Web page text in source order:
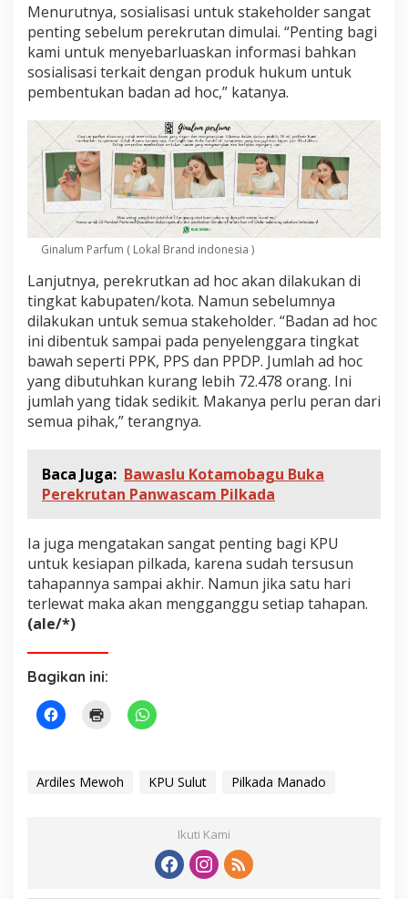
l
u
t
B
u
t
u
h
7
2
.
4
7
O
a
n
g
i
B
a
d
a
n
H
o
Menurutnya, sosialisasi untuk stakeholder sangat
penting sebelum perekrutan dimulai. “Penting bagi
kami untuk menyebarluaskan informasi bahkan
sosialisasi terkait dengan produk hukum untuk
pembentukan badan ad hoc,” katanya.
Ginalum Parfum ( Lokal Brand indonesia )
Lanjutnya, perekrutkan ad hoc akan dilakukan di
tingkat kabupaten/kota. Namun sebelumnya
dilakukan untuk semua stakeholder. “Badan ad hoc
ini dibentuk sampai pada penyelenggara tingkat
bawah seperti PPK, PPS dan PPDP. Jumlah ad hoc
yang dibutuhkan kurang lebih 72.478 orang. Ini
jumlah yang tidak sedikit. Makanya perlu peran dari
semua pihak,” terangnya.
Baca Juga: Bawaslu Kotamobagu Buka
Perekrutan Panwascam Pilkada
Ia juga mengatakan sangat penting bagi KPU
untuk kesiapan pilkada, karena sudah tersusun
tahapannya sampai akhir. Namun jika satu hari
terlewat maka akan mengganggu setiap tahapan.
(ale/*)
Bagikan ini:
Ardiles Mewoh KPU Sulut Pilkada Manado
Ikuti Kami